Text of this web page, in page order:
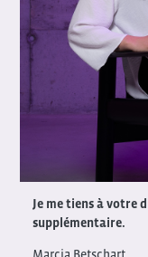
Je me tiens à votre
supplémentaire.